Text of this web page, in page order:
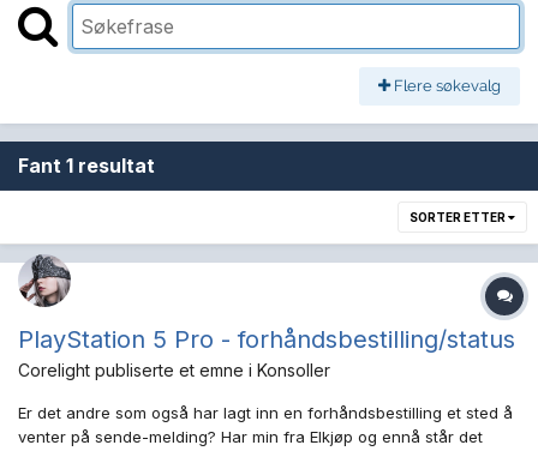
Flere søkevalg
Fant 1 resultat
SORTER ETTER
PlayStation 5 Pro - forhåndsbestilling/status
Corelight publiserte et emne i Konsoller
Er det andre som også har lagt inn en forhåndsbestilling et sted å
venter på sende-melding? Har min fra Elkjøp og ennå står det